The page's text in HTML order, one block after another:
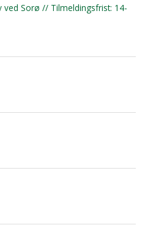
ved Sorø // Tilmeldingsfrist: 14-